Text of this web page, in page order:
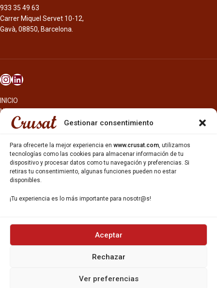
Gestionar consentimiento
Para ofrecerte la mejor experiencia en www.crusat.com, utilizamos
tecnologías como las cookies para almacenar información de tu
dispositivo y procesar datos como tu navegación y preferencias. Si
retiras tu consentimiento, algunas funciones pueden no estar
disponibles.
¡Tu experiencia es lo más importante para nosotr@s!
Aceptar
Rechazar
Ver preferencias
sabor prolongado y con un carácter
especial y único. Esta cerveza se
adquiere utilizando agua de A
Coruña, una selección de maltas
en nariz ligeros matices florales y
herbales. Esta lager extra tiene un
933 35 49 63
Carrer Miquel Servet 10-12,
Gavà, 08850, Barcelona.
INICIO
NOSOTROS
CERVEZAS
OTROS PRODUCTOS
REPARTO EN BARCELONA
HOSTELERÍA Y PEQUEÑA ALIMENTACIÓN
CARTAS DE CERVEZAS Y VINO
CATAS Y FORMACIONES
SERVICIO TÉCNICO
GESTIÓN DE
Política de Privacidad |Aviso Legal|Política de Cookies